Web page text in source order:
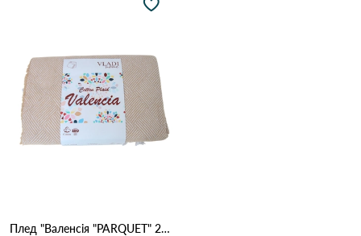
Плед "Валенсія "PARQUET" 200*220 біл-пісок ТМ "Vladi" Біл-пісок